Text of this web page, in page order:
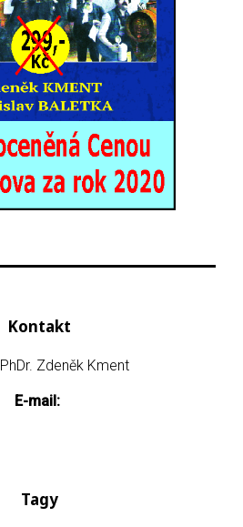
Kontakt
PhDr. Zdeněk Kment
E-mail:
Tagy